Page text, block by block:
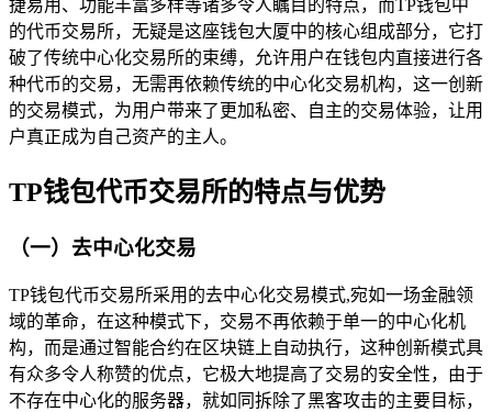
捷易用、功能丰富多样等诸多令人瞩目的特点，而TP钱包中
的代币交易所，无疑是这座钱包大厦中的核心组成部分，它打
破了传统中心化交易所的束缚，允许用户在钱包内直接进行各
种代币的交易，无需再依赖传统的中心化交易机构，这一创新
的交易模式，为用户带来了更加私密、自主的交易体验，让用
户真正成为自己资产的主人。
TP钱包代币交易所的特点与优势
（一）去中心化交易
TP钱包代币交易所采用的去中心化交易模式,宛如一场金融领
域的革命，在这种模式下，交易不再依赖于单一的中心化机
构，而是通过智能合约在区块链上自动执行，这种创新模式具
有众多令人称赞的优点，它极大地提高了交易的安全性，由于
不存在中心化的服务器，就如同拆除了黑客攻击的主要目标，